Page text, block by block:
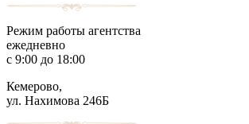
Режим работы агентства
ежедневно
с 9:00 до 18:00
Кемерово,
ул. Нахимова 246Б